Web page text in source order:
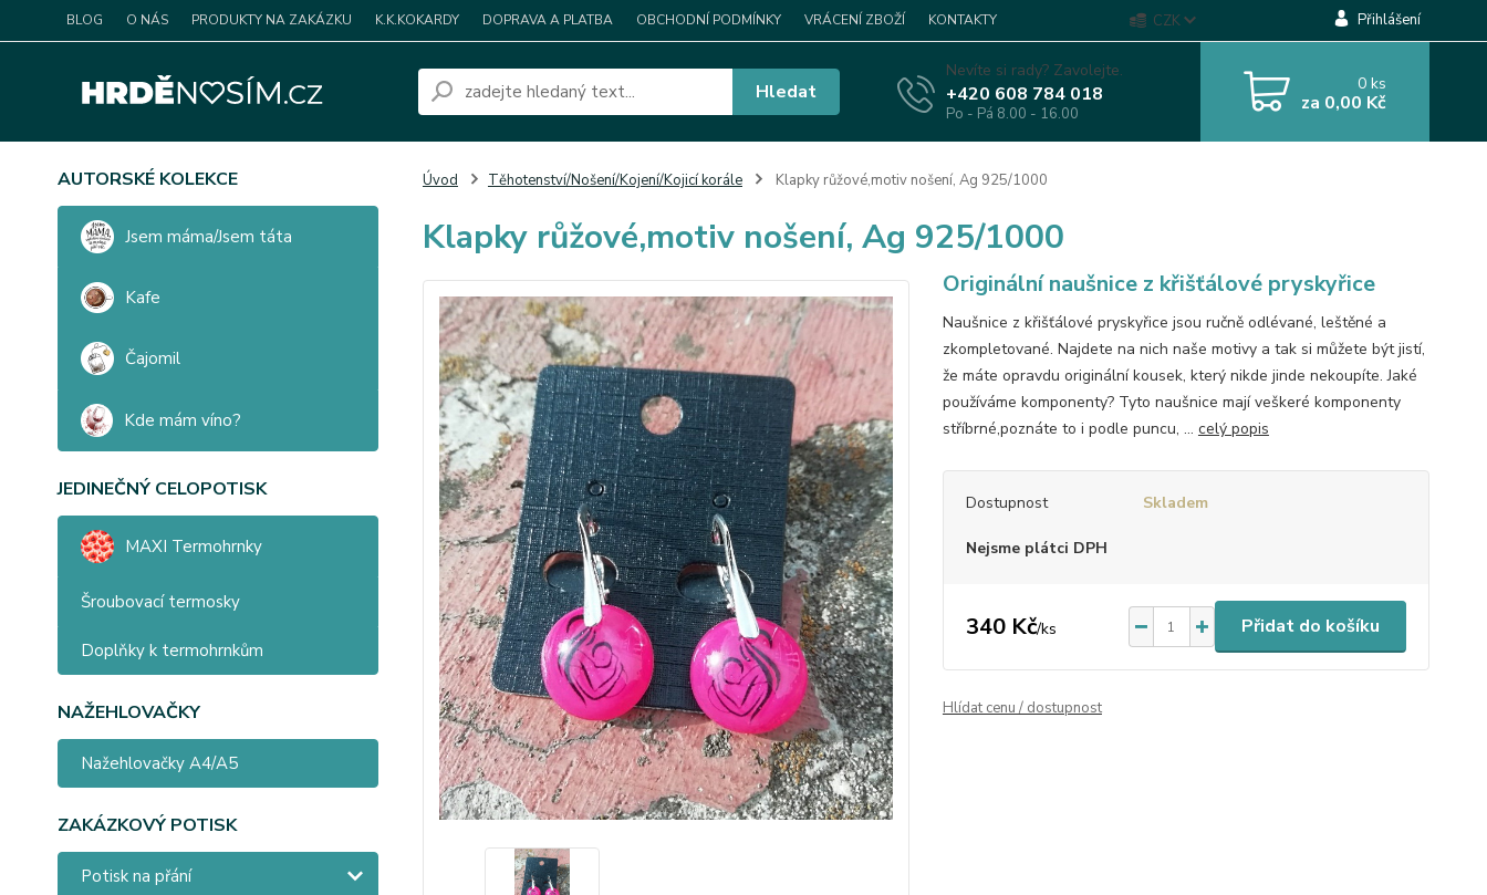
BLOG O NÁS PRODUKTY NA ZAKÁZKU K.K.KOKARDY DOPRAVA A PLATBA OBCHODNÍ PODMÍNKY VRÁCENÍ ZBOŽÍ KONTAKTY CZK Přihlášení
Hledat
Nevíte si rady? Zavolejte.
+420 608 784 018
Po - Pá 8.00 - 16.00
0ks
za 0,00 Kč
AUTORSKÉ KOLEKCE
Jsem máma/Jsem táta
Kafe
Čajomil
Kde mám víno?
JEDINEČNÝ CELOPOTISK
MAXI Termohrnky
Šroubovací termosky
Doplňky k termohrnkům
NAŽEHLOVAČKY
Nažehlovačky A4/A5
ZAKÁZKOVÝ POTISK
Potisk na přání
Úvod Těhotenství/Nošení/Kojení/Kojicí korále Klapky růžové,motiv nošení, Ag 925/1000
Klapky růžové,motiv nošení, Ag 925/1000
Originální naušnice z křišťálové pryskyřice
Naušnice z křišťálové pryskyřice jsou ručně odlévané, leštěné a
zkompletované. Najdete na nich naše motivy a tak si můžete být jistí,
že máte opravdu originální kousek, který nikde jinde nekoupíte. Jaké
používáme komponenty? Tyto naušnice mají veškeré komponenty
stříbrné,poznáte to i podle puncu, ... celý popis
Dostupnost Skladem
Nejsme plátci DPH
340 Kč/ks Přidat do košíku
Hlídat cenu / dostupnost